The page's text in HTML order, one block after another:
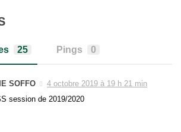
25 Pings 0
SOFFO
4 octobre 2019 à 19 h 21 min
session de 2019/2020